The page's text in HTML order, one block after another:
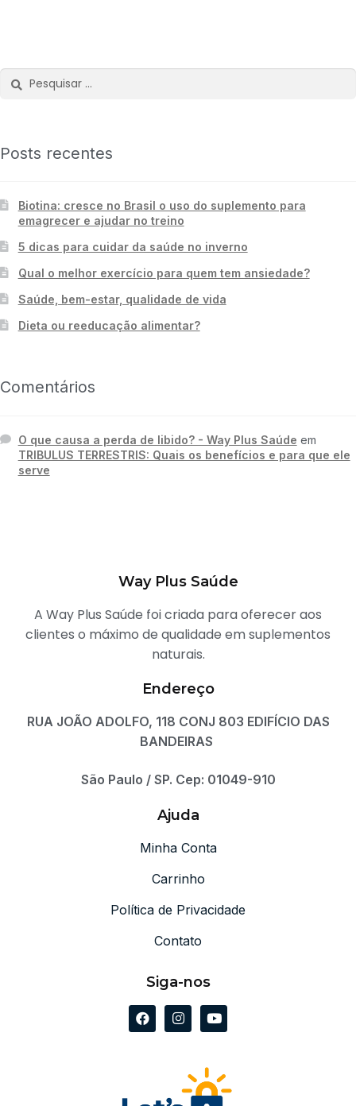
Posts recentes
Biotina: cresce no Brasil o uso do suplemento para
emagrecer e ajudar no treino
5 dicas para cuidar da saúde no inverno
Qual o melhor exercício para quem tem ansiedade?
Saúde, bem-estar, qualidade de vida
Dieta ou reeducação alimentar?
Comentários
O que causa a perda de libido? - Way Plus Saúde em
TRIBULUS TERRESTRIS: Quais os benefícios e para que ele
serve
Way Plus Saúde
A Way Plus Saúde foi criada para oferecer aos
clientes o máximo de qualidade em suplementos
naturais.
Endereço
RUA JOÃO ADOLFO, 118 CONJ 803 EDIFÍCIO DAS
BANDEIRAS
São Paulo / SP. Cep: 01049-910
Ajuda
Minha Conta
Carrinho
Política de Privacidade
Contato
Siga-nos